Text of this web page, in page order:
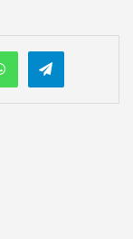
WhatsAppTelegram